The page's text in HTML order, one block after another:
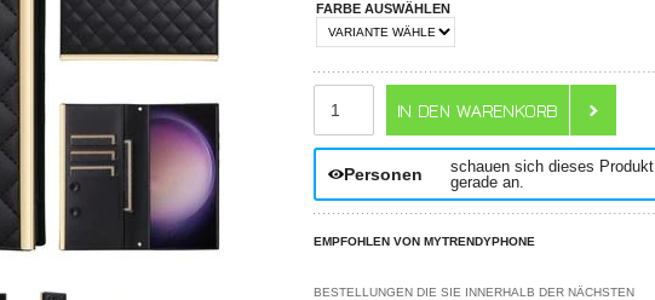
FARBE AUSWÄHLEN
Personen
schauen sich dieses Produkt
gerade an.
EMPFOHLEN VON MYTRENDYPHONE
BESTELLUNGEN DIE SIE INNERHALB DER NÄCHSTEN